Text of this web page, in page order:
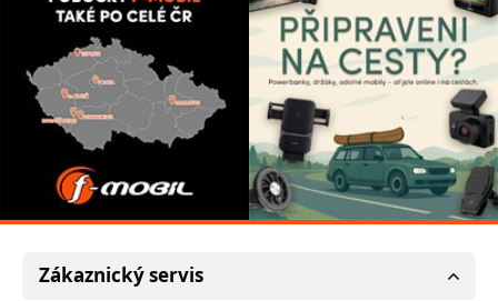
Zákaznický servis